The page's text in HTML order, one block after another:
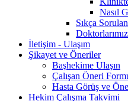
Nasıl
Sıkça
Doktorlarımız
İletişim - Ulaşım
Şikayet ve Öneriler
Başhekime Ulaşın
Çalışan Öneri
Hasta Görüş ve
Hekim Çalışma Takvimi